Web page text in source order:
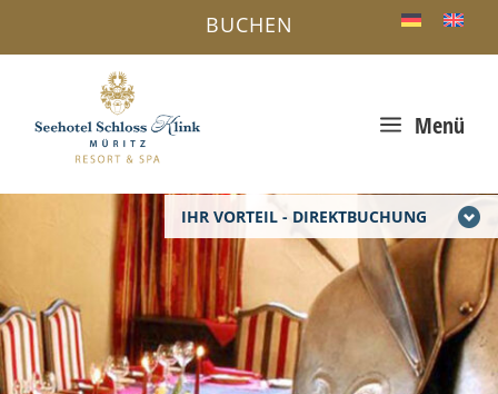
IHR VORTEIL - DIREKTBUCHUNG
a Menü
BUCHEN